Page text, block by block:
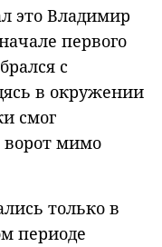
это Владимир
первого
с
в окружении
смог
ворот мимо
только в
периоде